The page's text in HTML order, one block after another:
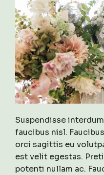
Suspendisse
faucibus nisl.
orci sagittis eu
est velit egestas.
potenti nullam ac.